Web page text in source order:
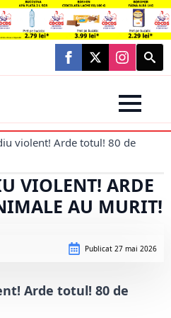
Search
for:
violent! Arde totul! 80 de
VIOLENT! ARDE
AU MURIT!
Publicat 27 mai 2026
Arde totul! 80 de